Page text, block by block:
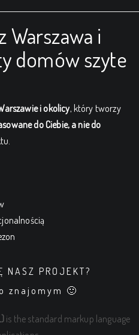
i
domów szyte
i okolicy, który tworzy
do Ciebie, a nie do
NASZ PROJEKT?
znajomym 🙂
is the standard markup language